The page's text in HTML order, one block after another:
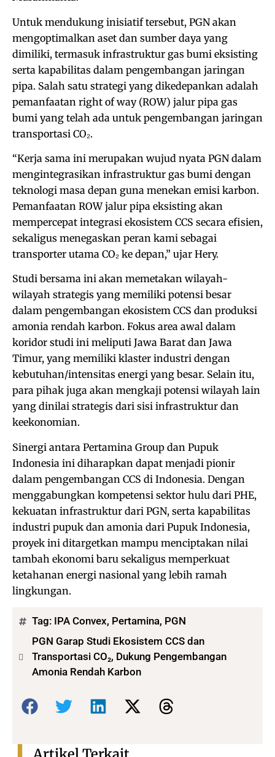
Untuk mendukung inisiatif tersebut, PGN akan
mengoptimalkan aset dan sumber daya yang
dimiliki, termasuk infrastruktur gas bumi eksisting
serta kapabilitas dalam pengembangan jaringan
pipa. Salah satu strategi yang dikedepankan adalah
pemanfaatan right of way (ROW) jalur pipa gas
bumi yang telah ada untuk pengembangan jaringan
transportasi CO₂.
“Kerja sama ini merupakan wujud nyata PGN dalam
mengintegrasikan infrastruktur gas bumi dengan
teknologi masa depan guna menekan emisi karbon.
Pemanfaatan ROW jalur pipa eksisting akan
mempercepat integrasi ekosistem CCS secara efisien,
sekaligus menegaskan peran kami sebagai
transporter utama CO₂ ke depan,” ujar Hery.
Studi bersama ini akan memetakan wilayah-
wilayah strategis yang memiliki potensi besar
dalam pengembangan ekosistem CCS dan produksi
amonia rendah karbon. Fokus area awal dalam
koridor studi ini meliputi Jawa Barat dan Jawa
Timur, yang memiliki klaster industri dengan
kebutuhan/intensitas energi yang besar. Selain itu,
para pihak juga akan mengkaji potensi wilayah lain
yang dinilai strategis dari sisi infrastruktur dan
keekonomian.
Sinergi antara Pertamina Group dan Pupuk
Indonesia ini diharapkan dapat menjadi pionir
dalam pengembangan CCS di Indonesia. Dengan
menggabungkan kompetensi sektor hulu dari PHE,
kekuatan infrastruktur dari PGN, serta kapabilitas
industri pupuk dan amonia dari Pupuk Indonesia,
proyek ini ditargetkan mampu menciptakan nilai
tambah ekonomi baru sekaligus memperkuat
ketahanan energi nasional yang lebih ramah
lingkungan.
Tag: IPA Convex, Pertamina, PGN
PGN Garap Studi Ekosistem CCS dan
Transportasi CO₂, Dukung Pengembangan
Amonia Rendah Karbon
Bagikan: